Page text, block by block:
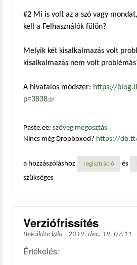
#2 Mi is volt az a szó vagy
kell a Felhasználók fülön?
Melyik két kisalkalmazás volt
kisalkalmazás nem volt
A hivatalos módszer: https://
p=3838(külső hivatkozás)
Paste.ee: szöveg megosztás
Nincs még Dropboxod? https://
a hozzászóláshoz
regisztráció és
szükséges
Verziófrissítés
Beküldte lala - 2019. dec. 19. 07:11
Értékelés: